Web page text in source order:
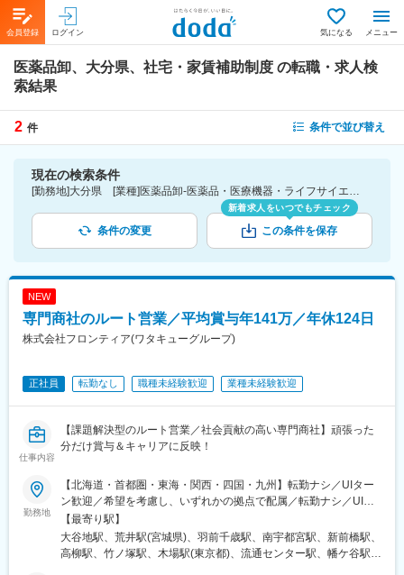
会員登録 ログイン 気になる メニュー
医薬品卸、大分県、社宅・家賃補助制度 の転職・求人検
索結果
2 件 条件で並び替え
現在の検索条件
[勤務地]大分県 [業種]医薬品卸-医薬品・医療機器・ライフサイエンス・医療系サービス [詳細条件](待遇・福利厚生)社宅・家賃補助制度
条件の変更
新着求人をいつでもチェック
この条件を保存
NEW
専門商社のルート営業／平均賞与年141万／年休124日
株式会社フロンティア(ワタキューグループ)
正社員 転勤なし 職種未経験歓迎 業種未経験歓迎
仕事内容
【課題解決型のルート営業／社会貢献の高い専門商社】頑張った
分だけ賞与＆キャリアに反映！
勤務地
【北海道・首都圏・東海・関西・四国・九州】転勤ナシ／UIター
ン歓迎／希望を考慮し、いずれかの拠点で配属／転勤ナシ／UIタ
ーン歓迎！【北海道】札幌東営業所【宮城県】仙台東営業所【山
形県】山形営業所【栃木県】宇都宮営業所【群馬県】群馬営業所
【千葉県】柏営業所【東京都】足立営業所江東営業所大田営業所
【最寄り駅】
大谷地駅、荒井駅(宮城県)、羽前千歳駅、南宇都宮駅、新前橋駅、
高柳駅、竹ノ塚駅、木場駅(東京都)、流通センター駅、幡ケ谷駅、